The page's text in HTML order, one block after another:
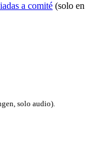
a comité (solo en
solo audio).